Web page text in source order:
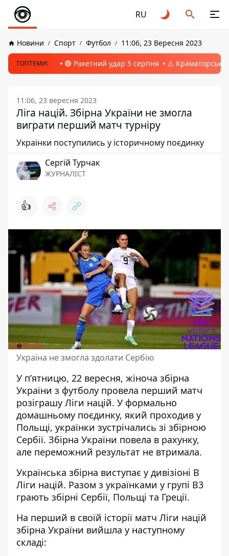
RU
Новини Спорт Футбол 11:06, 23 Вересня 2023
ТОПТЕМИ: 🔴 Ракетний удар 5 серпня ⚠️ Краматорськ,
11:06, 23 вересня 2023
Ліга націй. Збірна України не змогла
виграти перший матч турніру
Українки поступились у історичному поєдинку
Сергій Турчак
ЖУРНАЛІСТ
👍
Україна не змогла здолати Сербію
У п’ятницю, 22 вересня, жіноча збірна
України з футболу провела перший матч
розіграшу Ліги націй. У формально
домашньому поєдинку, який проходив у
Польщі, українки зустрічались зі збірною
Сербії. Збірна України повела в рахунку,
але переможний результат не втримала.
Українська збірна виступає у дивізіоні В
Ліги націй. Разом з українками у групі В3
грають збірні Сербії, Польщі та Греції.
На перший в своїй історії матч Ліги націй
збірна України вийшла у наступному
складі: